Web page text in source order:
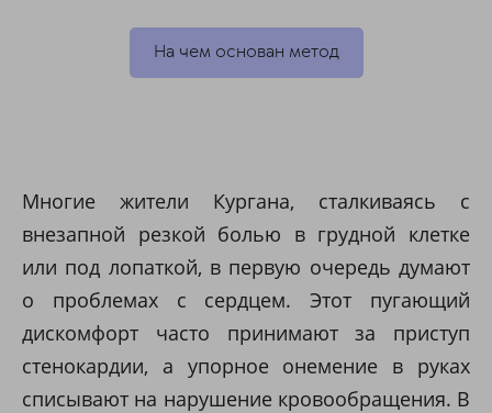
На чем основан метод
Многие жители Кургана, сталкиваясь с
внезапной резкой болью в грудной клетке
или под лопаткой, в первую очередь думают
о проблемах с сердцем. Этот пугающий
дискомфорт часто принимают за приступ
стенокардии, а упорное онемение в руках
списывают на нарушение кровообращения. В